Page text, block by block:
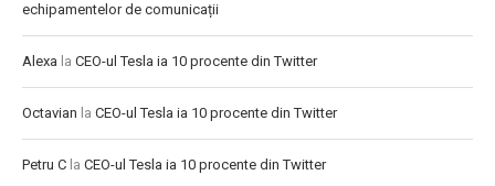
echipamentelor de comunicații
Alexa la CEO-ul Tesla ia 10 procente din Twitter
Octavian la CEO-ul Tesla ia 10 procente din Twitter
Petru C la CEO-ul Tesla ia 10 procente din Twitter